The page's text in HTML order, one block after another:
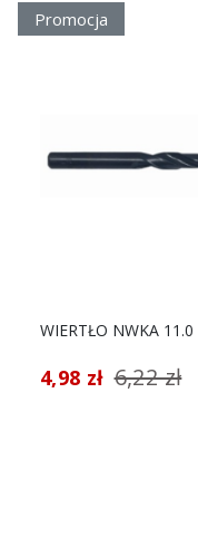
Promocja
4,98 zł 6,22 zł